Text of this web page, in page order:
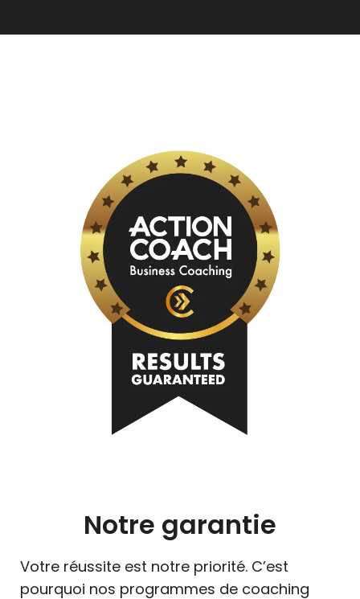
Notre garantie
Votre réussite est notre priorité. C’est
pourquoi nos programmes de coaching